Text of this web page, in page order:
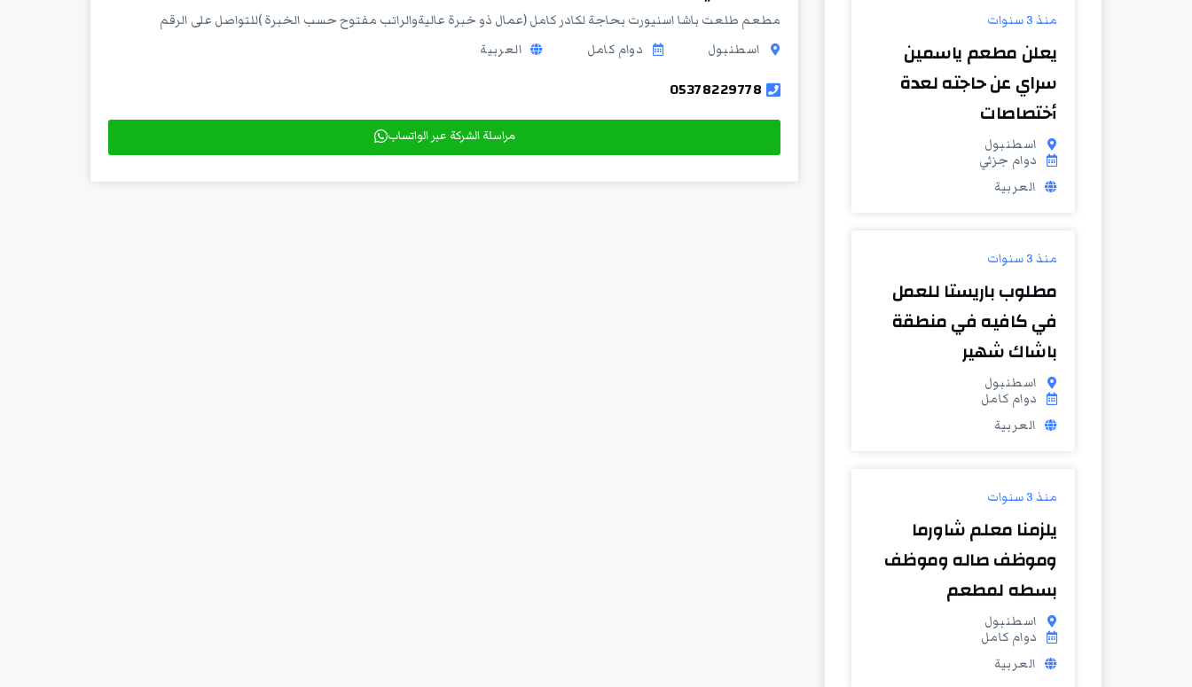
منذ 3 سنوات
يعلن مطعم ياسمين
سراي عن حاجته لعدة
أختصاصات
اسطنبول
دوام جزئي
العربية
منذ 3 سنوات
مطلوب باريستا للعمل
في كافيه في منطقة
باشاك شهير
اسطنبول
دوام كامل
العربية
منذ 3 سنوات
يلزمنا معلم شاورما
وموظف صاله وموظف
بسطه لمطعم
اسطنبول
دوام كامل
العربية
مطعم طلعت باشا اسنيورت بحاجة لكادر كامل (عمال ذو خبرة عاليةوالراتب مفتوح حسب الخبرة )للتواصل على الرقم
اسطنبول
دوام كامل العربية
05378229778
مراسلة الشركة عبر الواتساب